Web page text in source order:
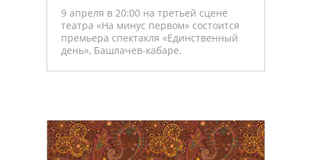
9 апреля в 20:00 на третьей сцене
театра «На минус первом» состоится
премьера спектакля «Единственный
день», Башлачев-кабаре.